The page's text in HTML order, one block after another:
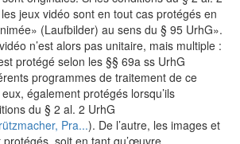
jeux vidéo sont en tout cas protégés en
(Laufbilder) au sens du § 95 UrhG».
n’est alors pas unitaire, mais multiple :
protégé selon les §§ 69a ss UrhG
programmes de traitement de ce
également protégés lorsqu’ils
du § 2 al. 2 UrhG
Pra...). De l’autre, les images et
soit en tant qu’œuvre